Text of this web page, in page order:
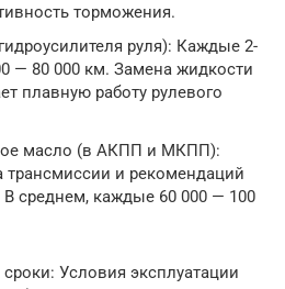
торможения.
руля): Каждые 2-
— 80 000 км. Замена жидкости
плавную работу рулевого
масло (в АКПП и МКПП):
трансмиссии и рекомендаций
В среднем, каждые 60 000 — 100
Условия эксплуатации